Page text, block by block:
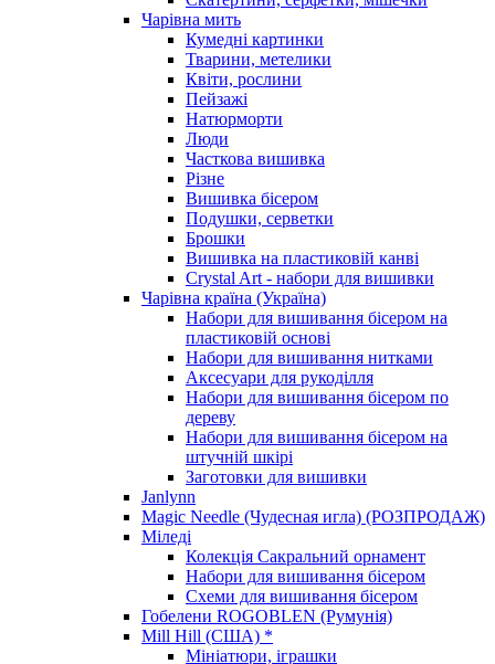
Чарiвна мить
Кумедні картинки
Тварини, метелики
Квіти, рослини
Пейзажі
Натюрморти
Люди
Часткова вишивка
Різне
Вишивка бісером
Подушки, серветки
Брошки
Вишивка на пластиковій канві
Crystal Art - набори для вишивки
Чарівна країна (Україна)
Набори для вишивання бісером на
пластиковій основі
Набори для вишивання нитками
Аксесуари для рукоділля
Набори для вишивання бісером по
дереву
Набори для вишивання бісером на
штучній шкірі
Заготовки для вишивки
Janlynn
Magic Needle (Чудесная игла) (РОЗПРОДАЖ)
Міледі
Колекція Сакральний орнамент
Набори для вишивання бісером
Схеми для вишивання бісером
Гобелени ROGOBLEN (Румунія)
Mill Hill (США) *
Мініатюри, іграшки